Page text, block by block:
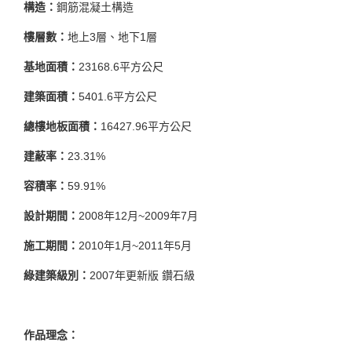
構造： 鋼筋混凝土構造
樓層數： 地上3層、地下1層
基地面積： 23168.6平方公尺
建築面積： 5401.6平方公尺
總樓地板面積： 16427.96平方公尺
建蔽率： 23.31%
容積率： 59.91%
設計期間： 2008年12月~2009年7月
施工期間： 2010年1月~2011年5月
綠建築級別： 2007年更新版 鑽石級
作品理念：